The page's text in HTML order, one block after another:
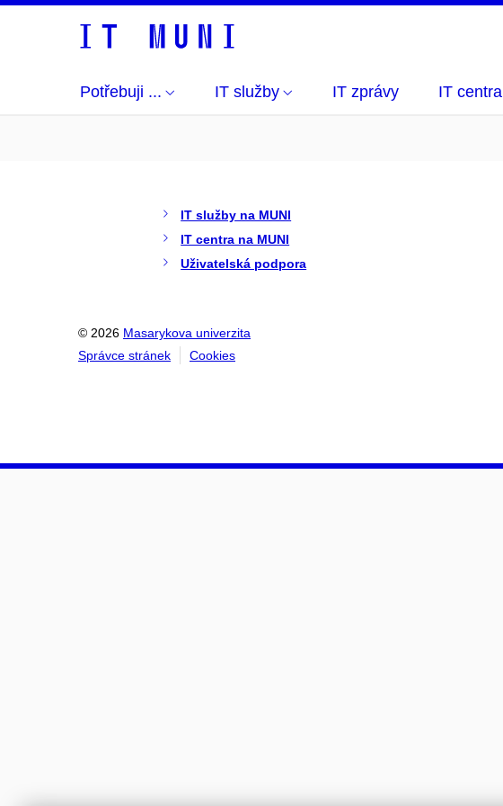
Potřebuji ... IT služby IT zprávy IT centra
IT služby na MUNI
IT centra na MUNI
Uživatelská podpora
© 2026 Masarykova univerzita
Správce stránek
Cookies